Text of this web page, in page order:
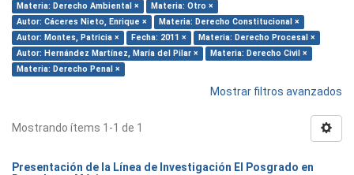
Materia: Derecho Ambiental ×
Materia: Otro ×
Autor: Cáceres Nieto, Enrique ×
Materia: Derecho Constitucional ×
Autor: Montes, Patricia ×
Fecha: 2011 ×
Materia: Derecho Procesal ×
Autor: Hernández Martínez, María del Pilar ×
Materia: Derecho Civil ×
Materia: Derecho Penal ×
Mostrar filtros avanzados
Mostrando ítems 1-1 de 1
Presentación de la Línea de Investigación El Posgrado en